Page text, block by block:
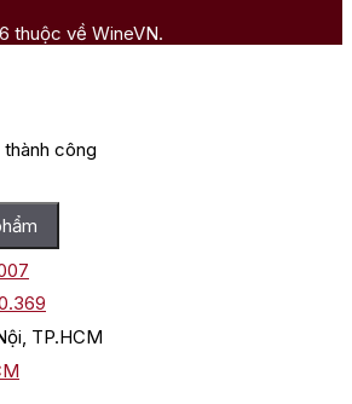
thuộc về WineVN.
công
TP.HCM